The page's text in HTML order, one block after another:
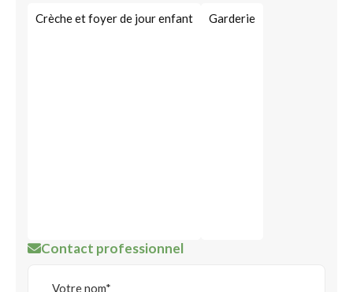
Crèche et foyer de jour enfant Garderie
Contact professionnel
Votre nom*